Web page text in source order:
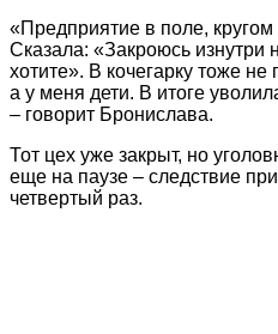
«Предприятие в поле, кругом
Сказала: «Закроюсь изнутри
хотите». В кочегарку тоже
а у меня дети. В итоге
– говорит Бронислава.
Тот цех уже закрыт, но
еще на паузе – следствие
четвертый раз.